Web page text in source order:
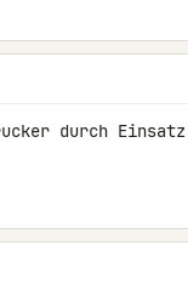
durch